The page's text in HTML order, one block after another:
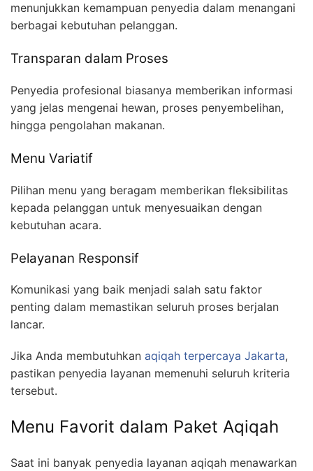
menunjukkan kemampuan penyedia dalam menangani
berbagai kebutuhan pelanggan.
Transparan dalam Proses
Penyedia profesional biasanya memberikan informasi
yang jelas mengenai hewan, proses penyembelihan,
hingga pengolahan makanan.
Menu Variatif
Pilihan menu yang beragam memberikan fleksibilitas
kepada pelanggan untuk menyesuaikan dengan
kebutuhan acara.
Pelayanan Responsif
Komunikasi yang baik menjadi salah satu faktor
penting dalam memastikan seluruh proses berjalan
lancar.
Jika Anda membutuhkan aqiqah terpercaya Jakarta,
pastikan penyedia layanan memenuhi seluruh kriteria
tersebut.
Menu Favorit dalam Paket Aqiqah
Saat ini banyak penyedia layanan aqiqah menawarkan